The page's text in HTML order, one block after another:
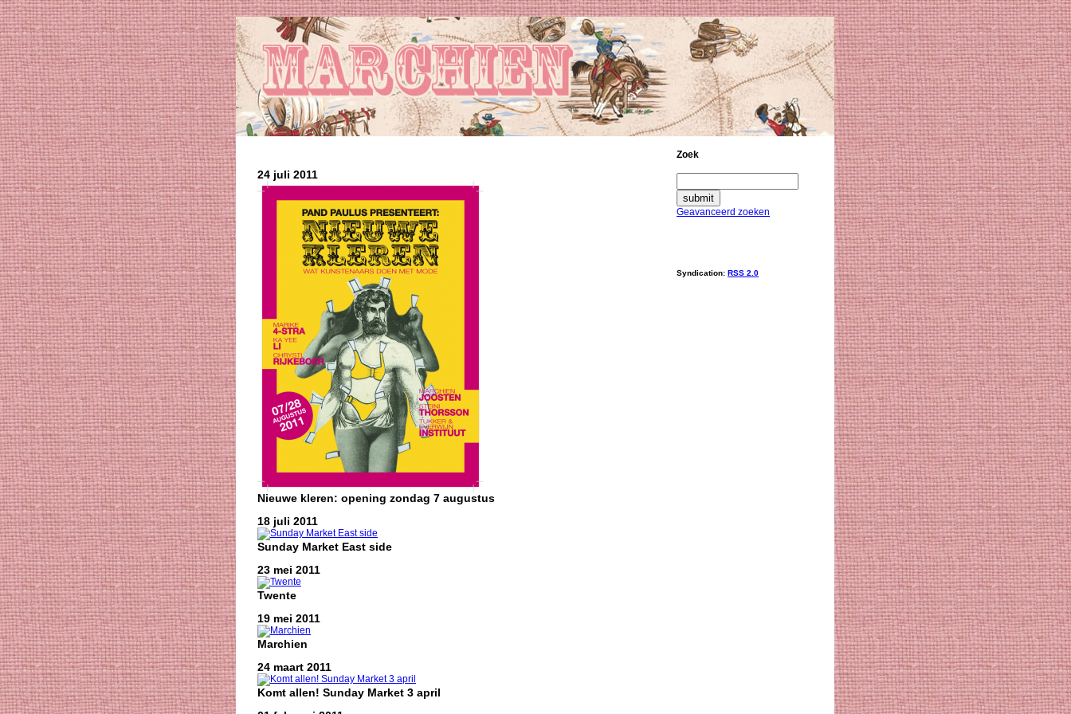
24 juli 2011
Nieuwe kleren: opening zondag 7 augustus
18 juli 2011
Sunday Market East side
23 mei 2011
Twente
19 mei 2011
Marchien
24 maart 2011
Komt allen! Sunday Market 3 april
Zoek
Geavanceerd zoeken
Syndication: RSS 2.0